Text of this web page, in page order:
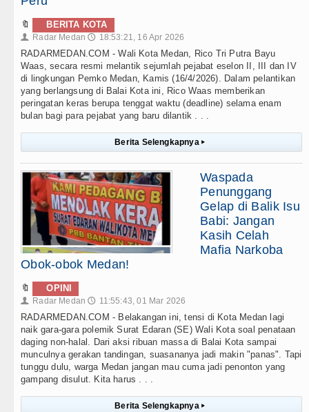
🔖 BERITA KOTA
👤 Radar Medan 🕔 18:53:21, 16 Apr 2026
RADARMEDAN.COM - Wali Kota Medan, Rico Tri Putra Bayu
Waas, secara resmi melantik sejumlah pejabat eselon II, III dan IV
di lingkungan Pemko Medan, Kamis (16/4/2026). Dalam pelantikan
yang berlangsung di Balai Kota ini, Rico Waas memberikan
peringatan keras berupa tenggat waktu (deadline) selama enam
bulan bagi para pejabat yang baru dilantik . . .
Berita Selengkapnya ▸
Waspada
Penunggang
Gelap di Balik Isu
Babi: Jangan
Kasih Celah
Mafia Narkoba
Obok-obok Medan!
🔖 OPINI
👤 Radar Medan 🕔 11:55:43, 01 Mar 2026
RADARMEDAN.COM - Belakangan ini, tensi di Kota Medan lagi
naik gara-gara polemik Surat Edaran (SE) Wali Kota soal penataan
daging non-halal. Dari aksi ribuan massa di Balai Kota sampai
munculnya gerakan tandingan, suasananya jadi makin "panas". Tapi
tunggu dulu, warga Medan jangan mau cuma jadi penonton yang
gampang disulut. Kita harus . . .
Berita Selengkapnya ▸